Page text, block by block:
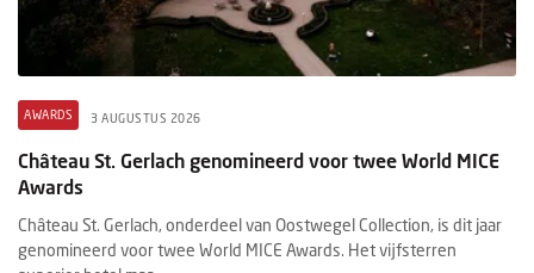
AWARDS 3 AUGUSTUS 2026
Château St. Gerlach genomineerd voor twee World MICE
Awards
Château St. Gerlach, onderdeel van Oostwegel Collection, is dit jaar
genomineerd voor twee World MICE Awards. Het vijfsterren